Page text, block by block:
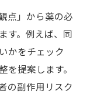
点」から薬の必
す。例えば、同
かをチェック
を提案します。
の副作用リスク